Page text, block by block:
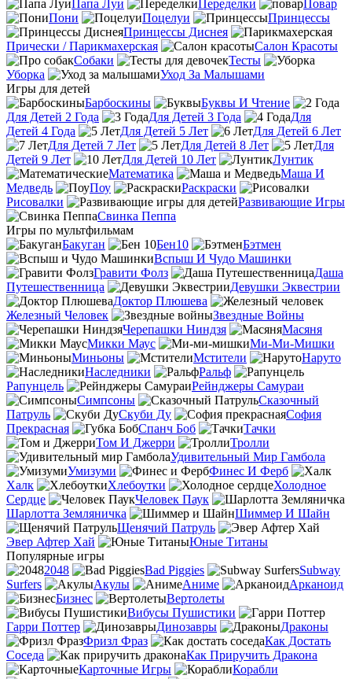
Папа Луи Переделки
Повар
Пони
Поцелуи
Принцессы
Принцессы Диснея
Прически / Парикмахерская
Салон Красоты
Собаки
Тесты
Уборка
Уход За Малышами
Игры для детей
Барбоскины
Буквы И Чтение
Для Детей 2 Года
Для Детей 3 Года
Для
Детей 4 Года
Для Детей 5 Лет
Для Детей 6 Лет
Для Детей 7 Лет
Для Детей 8 Лет
Для
Детей 9 Лет
Для Детей 10 Лет
Лунтик
Математика
Маша И
Медведь
Поу
Раскраски
Рисовалки
Развивающие Игры
Свинка Пеппа
Игры по мультфильмам
Бакуган
Бен10
Бэтмен
Вспыш И Чудо Машинки
Гравити Фолз
Даша
Путешественница
Девушки Эквестрии
Доктор Плюшева
Железный Человек
Звездные Войны
Черепашки Ниндзя
Масяня
Микки Маус
Ми-Ми-Мишки
Миньоны
Мстители
Наруто
Наследники
Ральф
Рапунцель
Рейнджеры Самураи
Симпсоны
Сказочный
Патруль
Скуби Ду
София
Прекрасная
Спанч Боб
Тачки
Том И Джерри
Тролли
Удивительный Мир Гамбола
Умизуми
Финес И Ферб
Халк
Хлебоутки
Холодное
Сердце
Человек Паук
Шарлотта Земляничка
Шиммер И Шайн
Щенячий Патруль
Эвер Афтер Хай
Юные Титаны
Популярные игры
2048
Bad Piggies
Subway
Surfers
Акулы Аниме
Арканоид
Бизнес
Вертолеты
Вибусы Пушистики
Гарри Поттер
Динозавры
Драконы
Фризл Фраз
Как Достать
Соседа
Как Приручить Дракона
Карточные Игры
Корабли